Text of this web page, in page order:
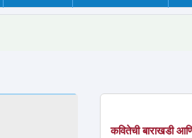
कवितेची बाराखडी